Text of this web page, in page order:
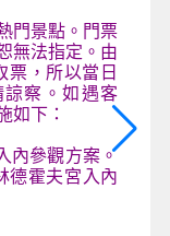
門景點。門票
無法指定。由
票，所以當日
察。如遇客
如下：
內參觀方案。
德霍夫宮入內